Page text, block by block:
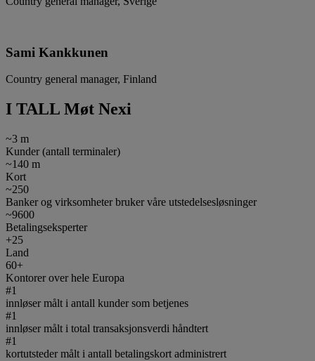
Sami Kankkunen
Country general manager, Finland
I TALL Møt Nexi
~3 m
Kunder (antall terminaler)
~140 m
Kort
~250
Banker og virksomheter bruker våre utstedelsesløsninger
~9600
Betalingseksperter
+25
Land
60+
Kontorer over hele Europa
#1
innløser målt i antall kunder som betjenes
#1
innløser målt i total transaksjonsverdi håndtert
#1
kortutsteder målt i antall betalingskort administrert